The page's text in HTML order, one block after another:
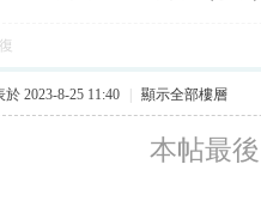
於 2023-8-25 11:40 顯示全部樓層
本帖最